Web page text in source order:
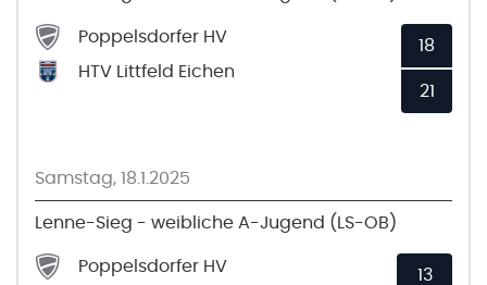
Poppelsdorfer HV
HTV Littfeld Eichen
18
21
Samstag, 18.1.2025
Lenne-Sieg - weibliche A-Jugend (LS-OB)
Poppelsdorfer HV
13